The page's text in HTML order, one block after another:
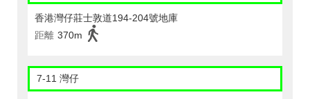
香港灣仔莊士敦道194-204號地庫
距離 370m
7-11 灣仔